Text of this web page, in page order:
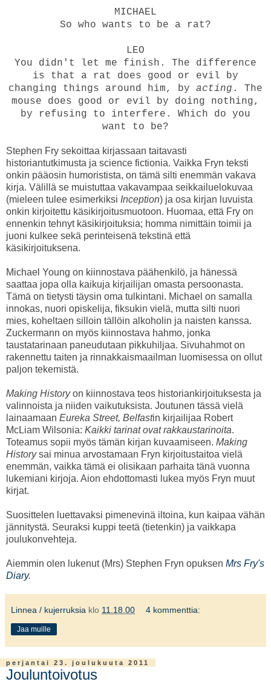
MICHAEL
So who wants to be a rat?
LEO
You didn't let me finish. The difference
is that a rat does good or evil by
changing things around him, by acting . The
mouse does good or evil by doing nothing,
by refusing to interfere. Which do you
want to be?
Stephen Fry sekoittaa kirjassaan taitavasti
historiantutkimusta ja science fictionia. Vaikka Fryn teksti
onkin pääosin humoristista, on tämä silti enemmän vakava
kirja. Välillä se muistuttaa vakavampaa seikkailuelokuvaa
(mieleen tulee esimerkiksi Inception) ja osa kirjan luvuista
onkin kirjoitettu käsikirjoitusmuotoon. Huomaa, että Fry on
ennenkin tehnyt käsikirjoituksia; homma nimittäin toimii ja
juoni kulkee sekä perinteisenä tekstinä että
käsikirjoituksena.
Michael Young on kiinnostava päähenkilö, ja hänessä
saattaa jopa olla kaikuja kirjailijan omasta persoonasta.
Tämä on tietysti täysin oma tulkintani. Michael on samalla
innokas, nuori opiskelija, fiksukin vielä, mutta silti nuori
mies, koheltaen silloin tällöin alkoholin ja naisten kanssa.
Zuckermann on myös kiinnostava hahmo, jonka
taustatarinaan paneudutaan pikkuhiljaa. Sivuhahmot on
rakennettu taiten ja rinnakkaismaailman luomisessa on ollut
paljon tekemistä.
Making Historyon kiinnostava teos historiankirjoituksesta ja
valinnoista ja niiden vaikutuksista. Joutunen tässä vielä
lainaamaan Eureka Street, Belfastin kirjailijaa Robert
McLiam Wilsonia: Kaikki tarinat ovat rakkaustarinoita.
Toteamus sopii myös tämän kirjan kuvaamiseen. Making
Historysai minua arvostamaan Fryn kirjoitustaitoa vielä
enemmän, vaikka tämä ei olisikaan parhaita tänä vuonna
lukemiani kirjoja. Aion ehdottomasti lukea myös Fryn muut
kirjat.
Suosittelen luettavaksi pimenevinä iltoina, kun kaipaa vähän
jännitystä. Seuraksi kuppi teetä (tietenkin) ja vaikkapa
joulukonvehteja.
Aiemmin olen lukenut (Mrs) Stephen Fryn opuksen Mrs Fry's
Diary.
Linnea / kujerruksia klo 11.18.00 4 kommenttia:
Jaa muille
perjantai 23. joulukuuta 2011
Jouluntoivotus